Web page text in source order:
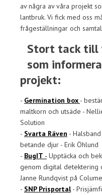
av några av våra projekt
lantbruk. Vi fick med oss
frågeställningar och
Stort tack till
som
projekt:
- Germination box -
maltkorn och utsäde -
Solution
- Svarta Räven -
betande djur - Erik Öhlund
- BugIT - Upptäcka och
genom digital detektering
Janne Rundqvist på
- SNP Prisportal-